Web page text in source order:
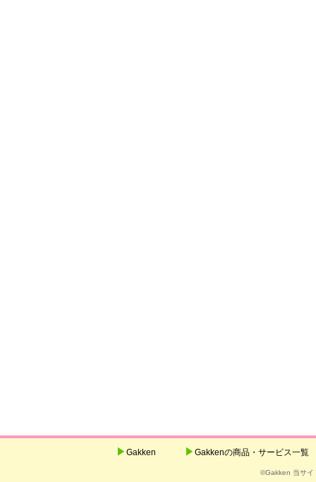
Gakken Gakkenの商品・サービス一覧
©Gakken 当サイ